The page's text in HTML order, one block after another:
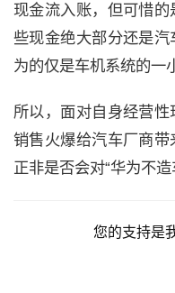
现金流入账，但可惜
些现金绝大部分还是
为的仅是车机系统的一
所以，面对自身经营
销售火爆给汽车厂商
正非是否会对“华为不
您的支持是